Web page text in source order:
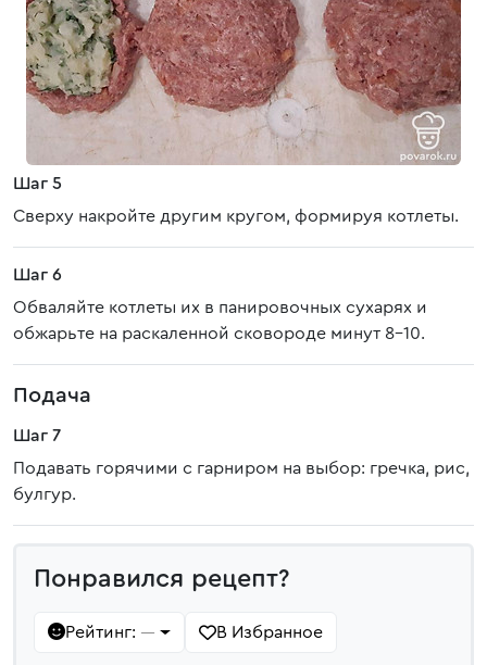
Шаг 5
Cверху накройте другим кругом, формируя котлеты.
Шаг 6
Обваляйте котлеты их в панировочных сухарях и
обжарьте на раскаленной сковороде минут 8-10.
Подача
Шаг 7
Подавать горячими с гарниром на выбор: гречка, рис,
булгур.
Понравился рецепт?
Рейтинг: — В Избранное